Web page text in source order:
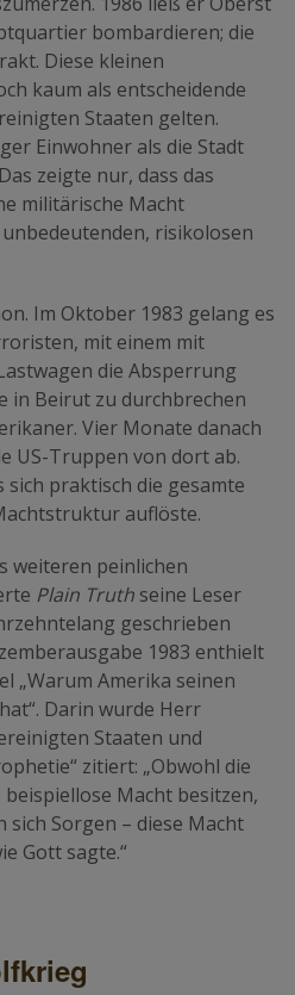
bombardieren; die
Diese kleinen
kaum als entscheidende
Staaten gelten.
Einwohner als die Stadt
zeigte nur, dass das
militärische Macht
risikolosen
Im Oktober 1983 gelang es
mit einem mit
die Absperrung
in Beirut zu durchbrechen
Vier Monate danach
US-Truppen von dort ab.
sich praktisch die gesamte
auflöste.
weiteren peinlichen
Plain Truth seine Leser
geschrieben
1983 enthielt
„Warum Amerika seinen
Darin wurde Herr
Staaten und
zitiert: „Obwohl die
Macht besitzen,
sich Sorgen – diese Macht
Gott sagte.“